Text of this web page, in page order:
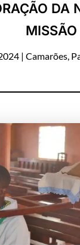
DA
MISSÃO
|Camarões,